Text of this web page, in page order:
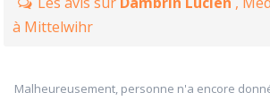
à Mittelwihr
Malheureusement, personne n'a encore